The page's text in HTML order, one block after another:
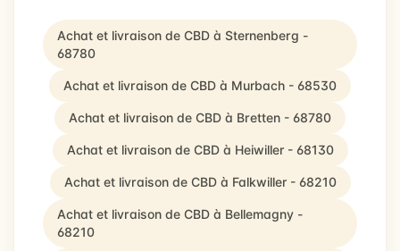
Achat et livraison de CBD à Sternenberg -
68780
Achat et livraison de CBD à Murbach - 68530
Achat et livraison de CBD à Bretten - 68780
Achat et livraison de CBD à Heiwiller - 68130
Achat et livraison de CBD à Falkwiller - 68210
Achat et livraison de CBD à Bellemagny -
68210